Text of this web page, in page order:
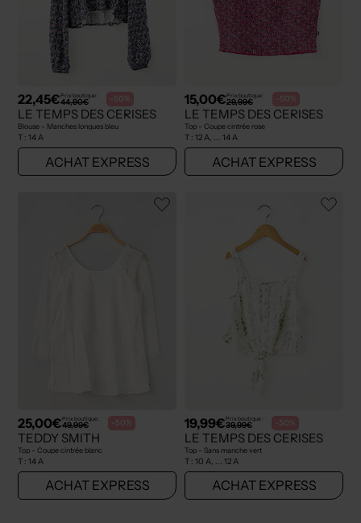
22,45€Prix boutique :
44,90€ -50%
LE TEMPS DES CERISES
Blouse - Manches longues bleu
T : 14 A
ACHAT EXPRESS
15,00€Prix boutique :
29,99€ -50%
LE TEMPS DES CERISES
Top - Coupe cintrée rose
T : 12 A, ... 14 A
ACHAT EXPRESS
25,00€Prix boutique :
49,99€ -50%
TEDDY SMITH
Top - Coupe cintrée blanc
T : 14 A
ACHAT EXPRESS
19,99€Prix boutique :
39,99€ -50%
LE TEMPS DES CERISES
Top - Sans manche vert
T : 10 A, ... 12 A
ACHAT EXPRESS